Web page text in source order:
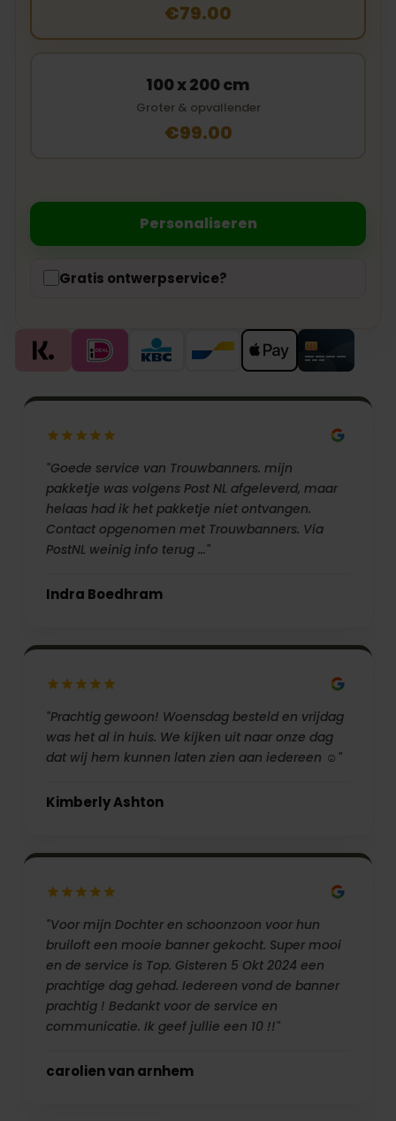
€79.00
100 x 200 cm
Groter & opvallender
€99.00
Personaliseren
Gratis ontwerpservice?
"Goede service van Trouwbanners. mijn
pakketje was volgens Post NL afgeleverd, maar
helaas had ik het pakketje niet ontvangen.
Contact opgenomen met Trouwbanners. Via
PostNL weinig info terug …"
Indra Boedhram
"Prachtig gewoon! Woensdag besteld en vrijdag
was het al in huis. We kijken uit naar onze dag
dat wij hem kunnen laten zien aan iedereen ☺️"
Kimberly Ashton
"Voor mijn Dochter en schoonzoon voor hun
bruiloft een mooie banner gekocht. Super mooi
en de service is Top. Gisteren 5 Okt 2024 een
prachtige dag gehad. Iedereen vond de banner
prachtig ! Bedankt voor de service en
communicatie. Ik geef jullie een 10 !!"
carolien van arnhem